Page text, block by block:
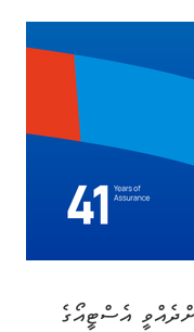
އެސްޓީއޯގެ